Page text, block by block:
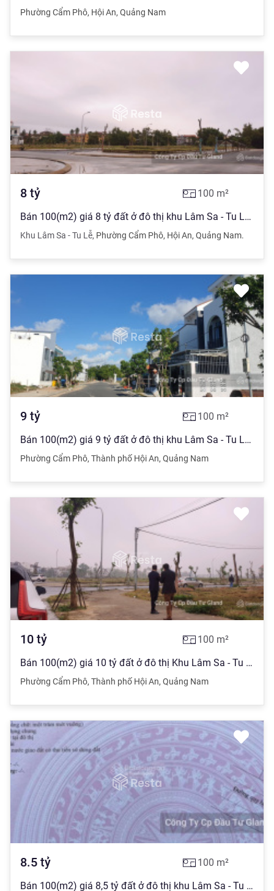
Phường Cẩm Phô, Hội An, Quảng Nam
8 tỷ 100 m²
Bán 100(m2) giá 8 tỷ đất ở đô thị khu Lâm Sa - Tu Lễ, Cẩm Phô, Hội An
Khu Lâm Sa - Tu Lễ, Phường Cẩm Phô, Hội An, Quảng Nam.
9 tỷ 100 m²
Bán 100(m2) giá 9 tỷ đất ở đô thị khu Lâm Sa - Tu Lễ, Cẩm Phô, Hội An
Phường Cẩm Phô, Thành phố Hội An, Quảng Nam
10 tỷ 100 m²
Bán 100(m2) giá 10 tỷ đất ở đô thị Khu Lâm Sa - Tu Lễ, Cẩm Phô, Hội An
Phường Cẩm Phô, Thành phố Hội An, Quảng Nam
8.5 tỷ 100 m²
Bán 100(m2) giá 8,5 tỷ đất ở đô thị khu Lâm Sa - Tu Lễ, Cẩm Phô, Hội An